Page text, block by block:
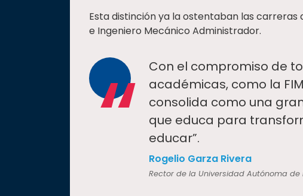
Esta distinción ya la ostentaban las carreras
e Ingeniero Mecánico Administrador.
“
Con el compromiso de
académicas, como la
consolida como una
que educa para
educar”.
Rogelio Garza Rivera
Rector de la Universidad Autónoma de